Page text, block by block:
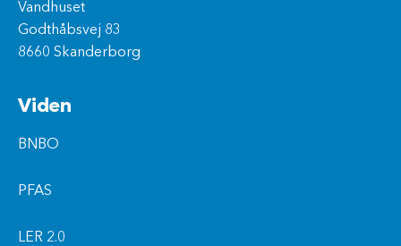
Vandhuset
Godthåbsvej 83
8660 Skanderborg
Viden
BNBO
PFAS
LER 2.0